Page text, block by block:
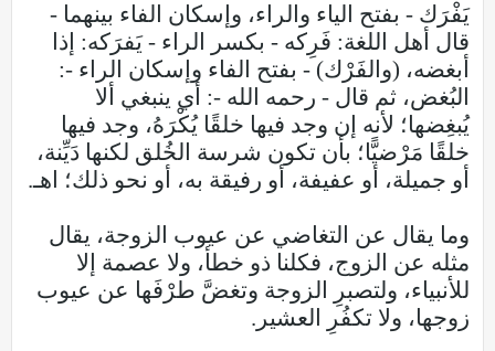
يَفْرَك - بفتح الياء والراء، وإسكان الفاء بينهما -
قال أهل اللغة: فَرِكه - بكسر الراء - يَفرَكه: إذا
أبغضه، (والفَرْك) - بفتح الفاء وإسكان الراء -:
البُغض، ثم قال - رحمه الله -: أي ينبغي ألا
يُبغِضها؛ لأنه إن وجد فيها خلقًا يُكْرَهُ، وجد فيها
خلقًا مَرْضيًّا؛ بأن تكون شرسة الخُلق لكنها دَيِّنة،
أو جميلة، أو عفيفة، أو رفيقة به، أو نحو ذلك؛ اهـ.
وما يقال عن التغاضي عن عيوب الزوجة، يقال
مثله عن الزوج، فكلنا ذو خطأ، ولا عصمة إلا
للأنبياء، ولتصبرِ الزوجة وتغضَّ طرْفَها عن عيوب
زوجها، ولا تكفُرِ العشير.